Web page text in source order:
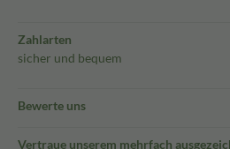
Zahlarten
sicher und bequem
Bewerte uns
Vertraue unserem mehrfach